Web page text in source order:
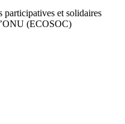
participatives et solidaires
(ECOSOC)